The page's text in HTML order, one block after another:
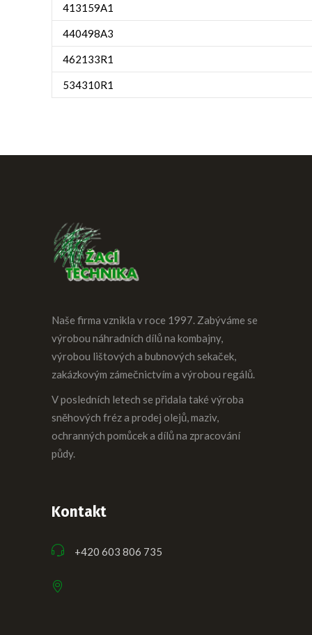
413159A1
440498A3
462133R1
534310R1
Naše firma vznikla v roce 1997. Zabýváme se
výrobou náhradních dílů na kombajny,
výrobou lištových a bubnových sekaček,
zakázkovým zámečnictvím a výrobou regálů.
V posledních letech se přidala také výroba
sněhových fréz a prodej olejů, maziv,
ochranných pomůcek a dílů na zpracování
půdy.
Kontakt
+420 603 806 735